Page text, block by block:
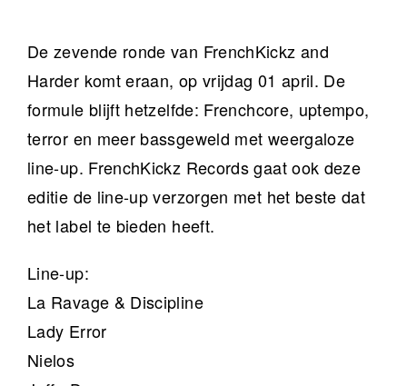
De zevende ronde van FrenchKickz and
Harder komt eraan, op vrijdag 01 april. De
formule blijft hetzelfde: Frenchcore, uptempo,
terror en meer bassgeweld met weergaloze
line-up. FrenchKickz Records gaat ook deze
editie de line-up verzorgen met het beste dat
het label te bieden heeft.
Line-up:
La Ravage & Discipline
Lady Error
Nielos